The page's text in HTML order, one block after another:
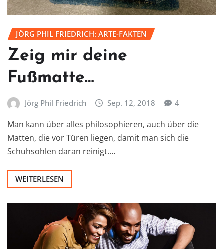
JÖRG PHIL FRIEDRICH: ARTE-FAKTEN
Zeig mir deine
Fußmatte…
Jörg Phil Friedrich Sep. 12, 2018 4
Man kann über alles philosophieren, auch über die
Matten, die vor Türen liegen, damit man sich die
Schuhsohlen daran reinigt.…
WEITERLESEN